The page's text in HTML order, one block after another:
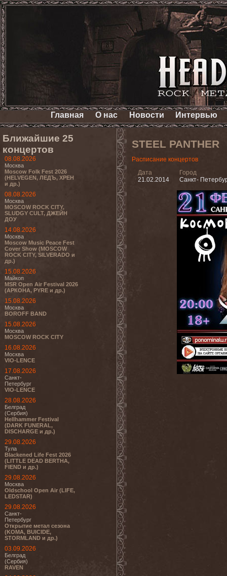
Главная О нас Новости Интервью
Ближайшие 25
концертов
08.08.2026
Москва
Moscow Folk Fest 2026
(HELVEGEN, ЛЕДЪ, ХРЕН
и др.)
08.08.2026
Москва
MOSCOW ROCK CITY,
SLUDGY CULT, ДЖЕЙН
ДОУ
14.08.2026
Москва
Moscow Music Peace Fest
Cover Show (MOSCOW
ROCK CITY, SILVERADO и
др.)
15.08.2026
Майкоп
MSR Open Air Festival 2026
(АРКОНА, PYRE и др.)
15.08.2026
Москва
BOROFF BAND
15.08.2026
Москва
MOSCOW ROCK CITY
16.08.2026
Москва
VIO-LENCE
17.08.2026
Санкт-
Петербург
VIO-LENCE
28.08.2026
Белград
(Сербия)
Hellhammer Festival
(DARK FUNERAL,
DISCHARGE и др.)
29.08.2026
Тула
Blackened Life Fest 2026
(LITTLE DEAD BERTHA,
FIEND и др.)
29.08.2026
Москва
Oldschool Open Air (LIFE,
LEDSTAR)
29.08.2026
Санкт-
Петербург
Открытие метал сезона
(KOMA, BUICIDE,
STORMLAND и др.)
03.09.2026
Белград
(Сербия)
RAVEN
STEEL PANTHER
Расписание концертов
Дата
21.02.2014
Город
Санкт-